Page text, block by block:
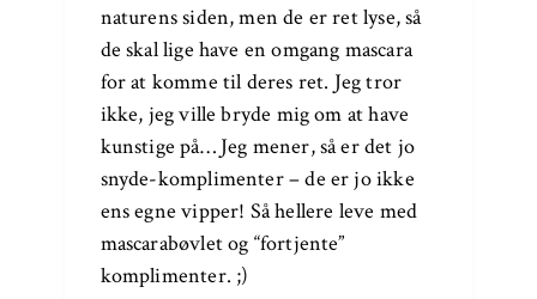
naturens siden, men de er ret lyse, så
de skal lige have en omgang mascara
for at komme til deres ret. Jeg tror
ikke, jeg ville bryde mig om at have
kunstige på… Jeg mener, så er det jo
snyde-komplimenter – de er jo ikke
ens egne vipper! Så hellere leve med
mascarabøvlet og “fortjente”
komplimenter. ;)